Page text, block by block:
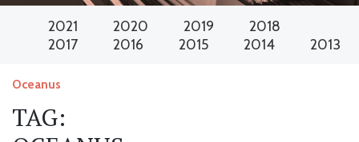
2021 2020 2019
2018
2017
2016 2015 2014 2013
Oceanus
TAG: